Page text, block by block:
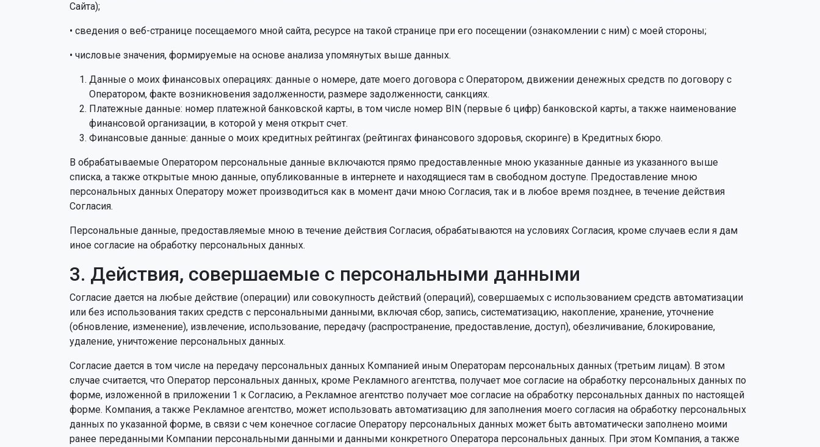
Сайта);
• сведения о веб-странице посещаемого мной сайта, ресурсе на такой странице при его посещении (ознакомлении с ним) с моей стороны;
• числовые значения, формируемые на основе анализа упомянутых выше данных.
Данные о моих финансовых операциях: данные о номере, дате моего договора с Оператором, движении денежных средств по договору с
Оператором, факте возникновения задолженности, размере задолженности, санкциях.
Платежные данные: номер платежной банковской карты, в том числе номер BIN (первые 6 цифр) банковской карты, а также наименование
финансовой организации, в которой у меня открыт счет.
Финансовые данные: данные о моих кредитных рейтингах (рейтингах финансового здоровья, скоринге) в Кредитных бюро.
В обрабатываемые Оператором персональные данные включаются прямо предоставленные мною указанные данные из указанного выше
списка, а также открытые мною данные, опубликованные в интернете и находящиеся там в свободном доступе. Предоставление мною
персональных данных Оператору может производиться как в момент дачи мною Согласия, так и в любое время позднее, в течение действия
Согласия.
Персональные данные, предоставляемые мною в течение действия Согласия, обрабатываются на условиях Согласия, кроме случаев если я дам
иное согласие на обработку персональных данных.
3. Действия, совершаемые с персональными данными
Согласие дается на любые действие (операции) или совокупность действий (операций), совершаемых с использованием средств автоматизации
или без использования таких средств с персональными данными, включая сбор, запись, систематизацию, накопление, хранение, уточнение
(обновление, изменение), извлечение, использование, передачу (распространение, предоставление, доступ), обезличивание, блокирование,
удаление, уничтожение персональных данных.
Согласие дается в том числе на передачу персональных данных Компанией иным Операторам персональных данных (третьим лицам). В этом
случае считается, что Оператор персональных данных, кроме Рекламного агентства, получает мое согласие на обработку персональных данных по
форме, изложенной в приложении 1 к Согласию, а Рекламное агентство получает мое согласие на обработку персональных данных по настоящей
форме. Компания, а также Рекламное агентство, может использовать автоматизацию для заполнения моего согласия на обработку персональных
данных по указанной форме, в связи с чем конечное согласие Оператору персональных данных может быть автоматически заполнено моими
ранее переданными Компании персональными данными и данными конкретного Оператора персональных данных. При этом Компания, а также